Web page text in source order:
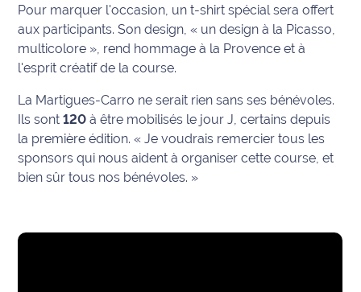
site maritima.fr
Archives
Pour marquer l'occasion, un t-shirt spécial sera offert
aux participants. Son design,« un design à la Picasso,
multicolore » , rend hommage à la Provence et à
l'esprit créatif de la course.
La Martigues-Carro ne serait rien sans ses bénévoles.
Ils sont120 à être mobilisés le jour J, certains depuis
la première édition.« Je voudrais remercier tous les
sponsors qui nous aident à organiser cette course, et
bien sûr tous nos bénévoles. »